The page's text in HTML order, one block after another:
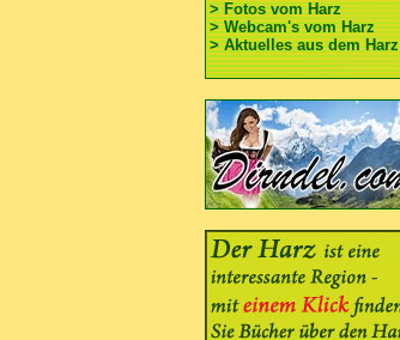
> Fotos vom Harz
> Webcam's vom Harz
> Aktuelles aus dem Harz